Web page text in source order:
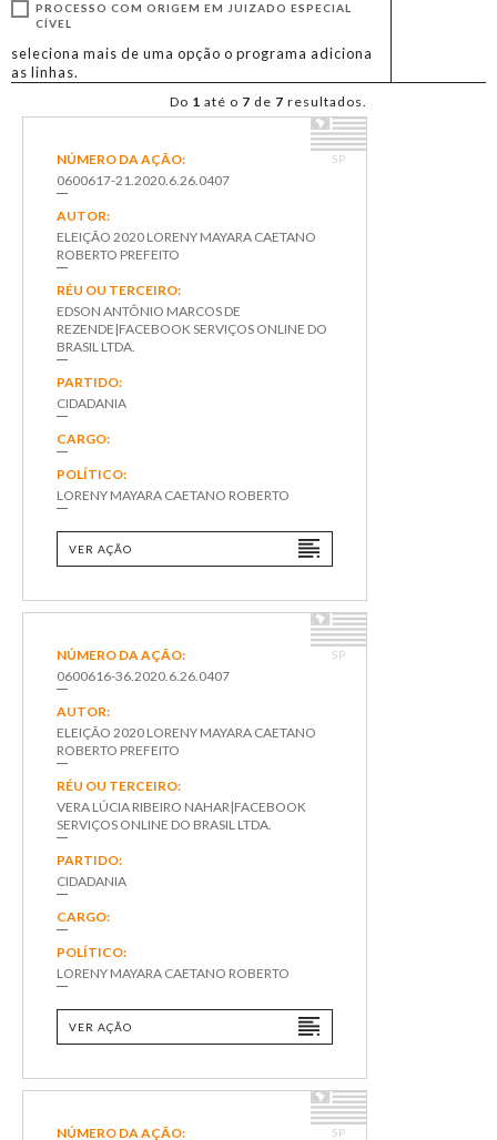
PROCESSO COM ORIGEM EM JUIZADO ESPECIAL
CÍVEL
seleciona mais de uma opção o programa adiciona
as linhas.
Do 1 até o 7 de 7 resultados.
SP
NÚMERO DA AÇÃO:
0600617-21.2020.6.26.0407
AUTOR:
ELEIÇÃO 2020 LORENY MAYARA CAETANO
ROBERTO PREFEITO
RÉU OU TERCEIRO:
EDSON ANTÔNIO MARCOS DE
REZENDE|FACEBOOK SERVIÇOS ONLINE DO
BRASIL LTDA.
PARTIDO:
CIDADANIA
CARGO:
POLÍTICO:
LORENY MAYARA CAETANO ROBERTO
VER AÇÃO
SP
NÚMERO DA AÇÃO:
0600616-36.2020.6.26.0407
AUTOR:
ELEIÇÃO 2020 LORENY MAYARA CAETANO
ROBERTO PREFEITO
RÉU OU TERCEIRO:
VERA LÚCIA RIBEIRO NAHAR|FACEBOOK
SERVIÇOS ONLINE DO BRASIL LTDA.
PARTIDO:
CIDADANIA
CARGO:
POLÍTICO:
LORENY MAYARA CAETANO ROBERTO
VER AÇÃO
SP
NÚMERO DA AÇÃO: